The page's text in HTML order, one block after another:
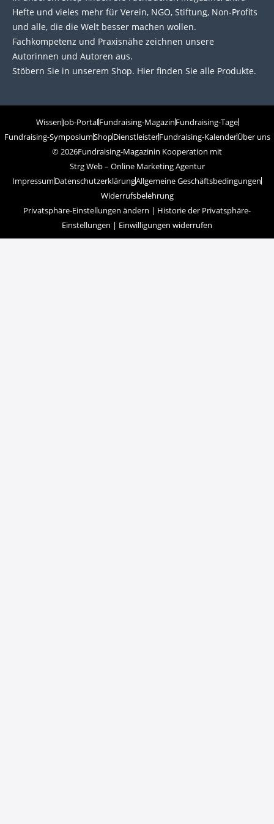
Hefte und vieles mehr für Verein, NGO, Stiftung, Non-Profits
und alle, die die Welt besser machen wollen.
Fachkompetenz und Praxisnähe zeichnen unsere
Autorinnen und Autoren aus.
Stöbern Sie in unserem Shop. Hier finden Sie alle Produkte.
WissenJob-PortalFundraising-MagazinFundraising-Tage
Fundraising-SymposiumShopDienstleisterFundraising-KalenderÜber uns
© 2026Fundraising-Magazinin Kooperation mit
Strg Web – Online Marketing Agentur
ImpressumDatenschutzerklärungAllgemeine Geschäftsbedingungen
Widerrufsbelehrung
Privatsphäre-Einstellungen ändern | Historie der Privatsphäre-
Einstellungen | Einwilligungen widerrufen